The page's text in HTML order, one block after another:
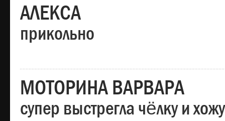
АЛЕКСА
прикольно
МОТОРИНА ВАРВАРА
супер выстрегла чёлку и